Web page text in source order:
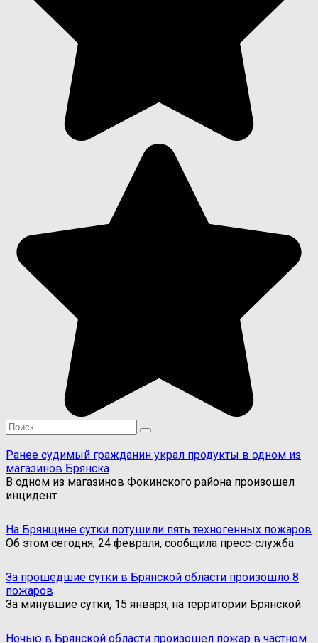
Search
for:
Ранее судимый гражданин украл продукты в одном из
магазинов Брянска
В одном из магазинов Фокинского района произошел
инцидент
На Брянщине сутки потушили пять техногенных пожаров
Об этом сегодня, 24 февраля, сообщила пресс-служба
За прошедшие сутки в Брянской области произошло 8
пожаров
За минувшие сутки, 15 января, на территории Брянской
Ночью в Брянской области произошел пожар в частном